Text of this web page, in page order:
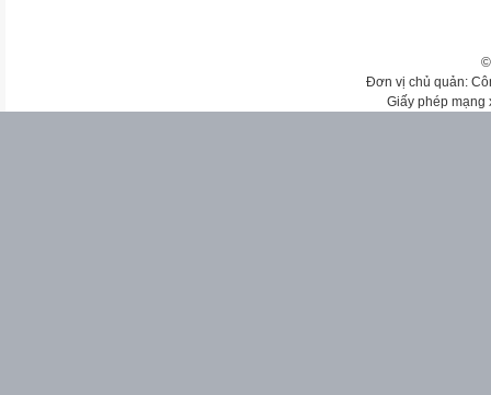
Đơn vị chủ quản:
Giấy phép mạng